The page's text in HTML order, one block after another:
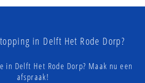
in Delft Het Rode Dorp?
in Delft Het Rode Dorp? Maak nu een
afspraak!